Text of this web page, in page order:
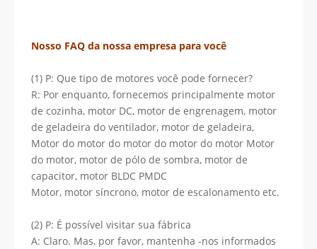
Nosso FAQ da nossa empresa para você
(1) P: Que tipo de motores você pode fornecer?
R: Por enquanto, fornecemos principalmente motor
de cozinha, motor DC, motor de engrenagem, motor
de geladeira do ventilador, motor de geladeira,
Motor do motor do motor do motor do motor Motor
do motor, motor de pólo de sombra, motor de
capacitor, motor BLDC PMDC
Motor, motor síncrono, motor de escalonamento etc.
(2) P: É possível visitar sua fábrica
A: Claro. Mas, por favor, mantenha -nos informados